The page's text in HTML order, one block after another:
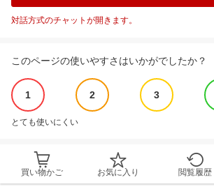
対話方式のチャットが開きます。
このページの使いやすさはいかがでしたか？
1 2 3
とても使いにくい
買い物かご お気に入り 閲覧履歴